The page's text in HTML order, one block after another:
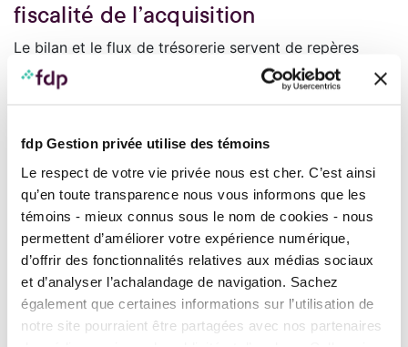
fdp Gestion privée utilise des témoins
Le respect de votre vie privée nous est cher. C’est ainsi
qu’en toute transparence nous vous informons que les
témoins - mieux connus sous le nom de cookies - nous
permettent d’améliorer votre expérience numérique,
d’offrir des fonctionnalités relatives aux médias sociaux
et d’analyser l’achalandage de navigation. Sachez
également que certaines informations sur l’utilisation de
notre site pourraient être partagées avec nos partenaires
fiscalité de l’acquisition
Le bilan et le flux de trésorerie servent de repères
pour les professionnels qui vous accompagnent. Ils
peuvent les utiliser pour :
remboursement hypothécaire, ou encore
déterminer si le
option;
prévoir un plan de remboursement pouvant
s’échelonner sur une période de 7 à 12 ans
selon le cas;
établir le plan budgétaire opérationnel de votre
pharmacie (projections);
préciser le meilleur cadre fiscal (incorporation,
vos revenus de profession, etc.);